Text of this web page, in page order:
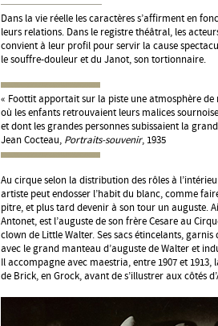
Dans la vie réelle les caractères s’affirment en
leurs relations. Dans le registre théâtral, les
convient à leur profil pour servir la cause
le souffre-douleur et du Janot, son tortionnaire.
« Foottit apportait sur la piste une atmosphère de
où les enfants retrouvaient leurs malices
et dont les grandes personnes subissaient la
Jean Cocteau, Portraits-souvenir, 1935
Au cirque selon la distribution des rôles à
artiste peut endosser l’habit du blanc, comme
pitre, et plus tard devenir à son tour un auguste.
Antonet, est l’auguste de son frère Cesare au
clown de Little Walter. Ses sacs étincelants,
avec le grand manteau d’auguste de Walter et
Il accompagne avec maestria, entre 1907 et
de Brick, en Grock, avant de s’illustrer aux côtés